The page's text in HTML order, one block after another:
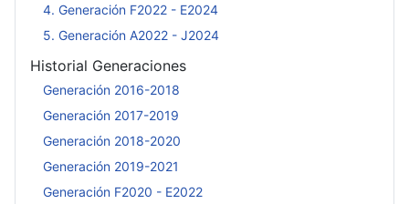
4. Generación F2022 - E2024
5. Generación A2022 - J2024
Historial Generaciones
Generación 2016-2018
Generación 2017-2019
Generación 2018-2020
Generación 2019-2021
Generación F2020 - E2022